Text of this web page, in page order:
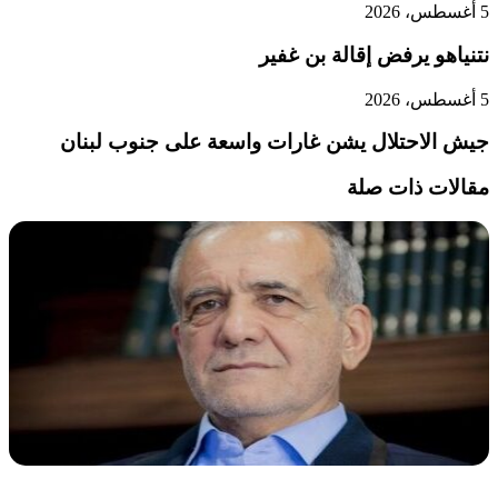
5 أغسطس، 2026
نتنياهو يرفض إقالة بن غفير
5 أغسطس، 2026
جيش الاحتلال يشن غارات واسعة على جنوب لبنان
مقالات ذات صلة